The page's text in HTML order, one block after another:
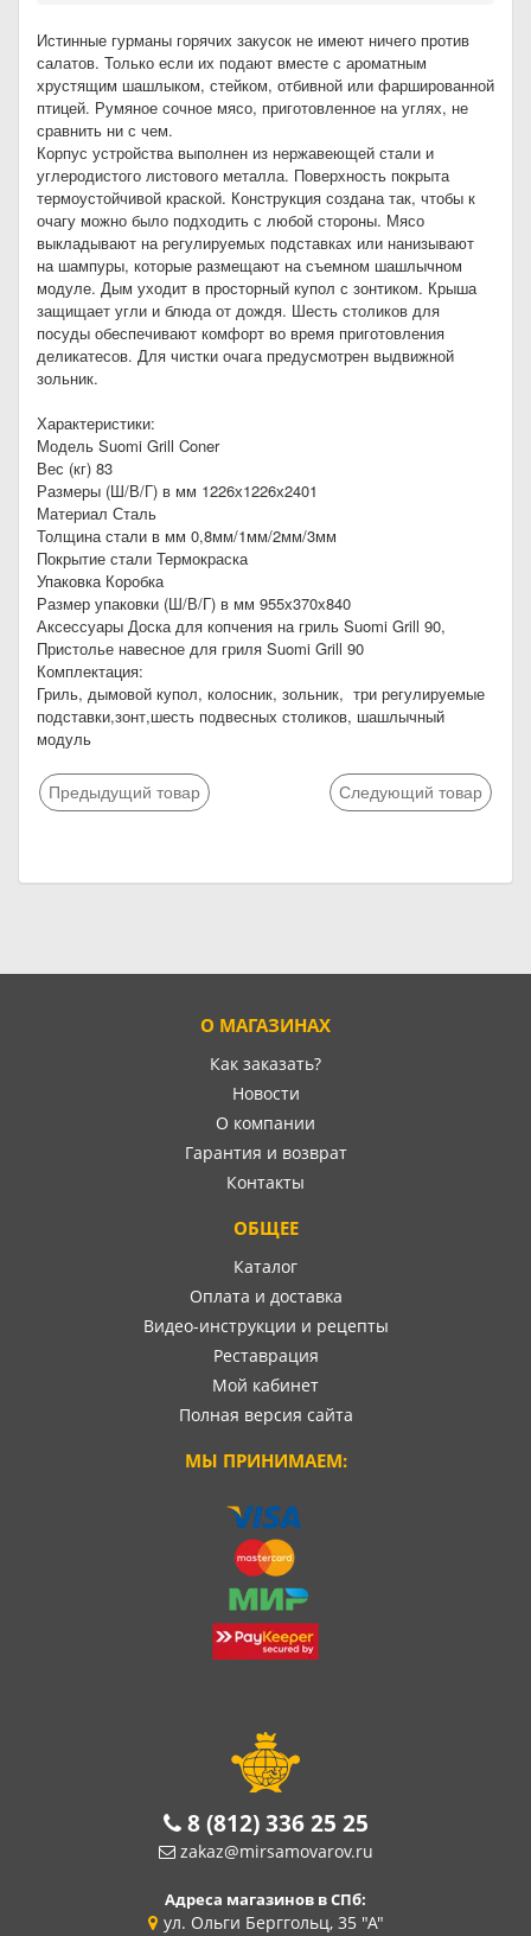
Истинные гурманы горячих закусок не имеют ничего против
салатов. Только если их подают вместе с ароматным
хрустящим шашлыком, стейком, отбивной или фаршированной
птицей. Румяное сочное мясо, приготовленное на углях, не
сравнить ни с чем.
Корпус устройства выполнен из нержавеющей стали и
углеродистого листового металла. Поверхность покрыта
термоустойчивой краской. Конструкция создана так, чтобы к
очагу можно было подходить с любой стороны. Мясо
выкладывают на регулируемых подставках или нанизывают
на шампуры, которые размещают на съемном шашлычном
модуле. Дым уходит в просторный купол с зонтиком. Крыша
защищает угли и блюда от дождя. Шесть столиков для
посуды обеспечивают комфорт во время приготовления
деликатесов. Для чистки очага предусмотрен выдвижной
зольник.
Характеристики:
Модель Suomi Grill Coner
Вес (кг) 83
Размеры (Ш/В/Г) в мм 1226х1226х2401
Материал Сталь
Толщина стали в мм 0,8мм/1мм/2мм/3мм
Покрытие стали Термокраска
Упаковка Коробка
Размер упаковки (Ш/В/Г) в мм 955х370х840
Аксессуары Доска для копчения на гриль Suomi Grill 90,
Пристолье навесное для гриля Suomi Grill 90
Комплектация:
Гриль, дымовой купол, колосник, зольник, три регулируемые
подставки,зонт,шесть подвесных столиков, шашлычный
модуль
Предыдущий товар Следующий товар
О МАГАЗИНАХ
Как заказать?
Новости
О компании
Гарантия и возврат
Контакты
ОБЩЕЕ
Каталог
Оплата и доставка
Видео-инструкции и рецепты
Реставрация
Мой кабинет
Полная версия сайта
МЫ ПРИНИМАЕМ:
8 (812) 336 25 25
zakaz@mirsamovarov.ru
Адреса магазинов в СПб:
ул. Ольги Берггольц, 35 "А"